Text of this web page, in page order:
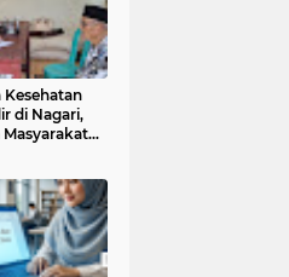
Kesehatan
di Nagari,